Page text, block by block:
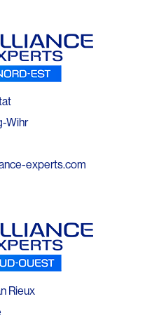
Wihr
experts.com
Rieux